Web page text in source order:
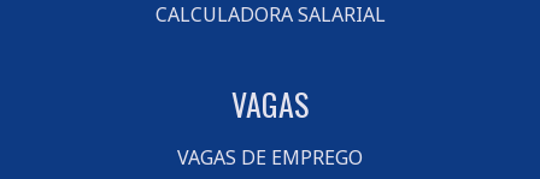
CALCULADORA SALARIAL
VAGAS
VAGAS DE EMPREGO